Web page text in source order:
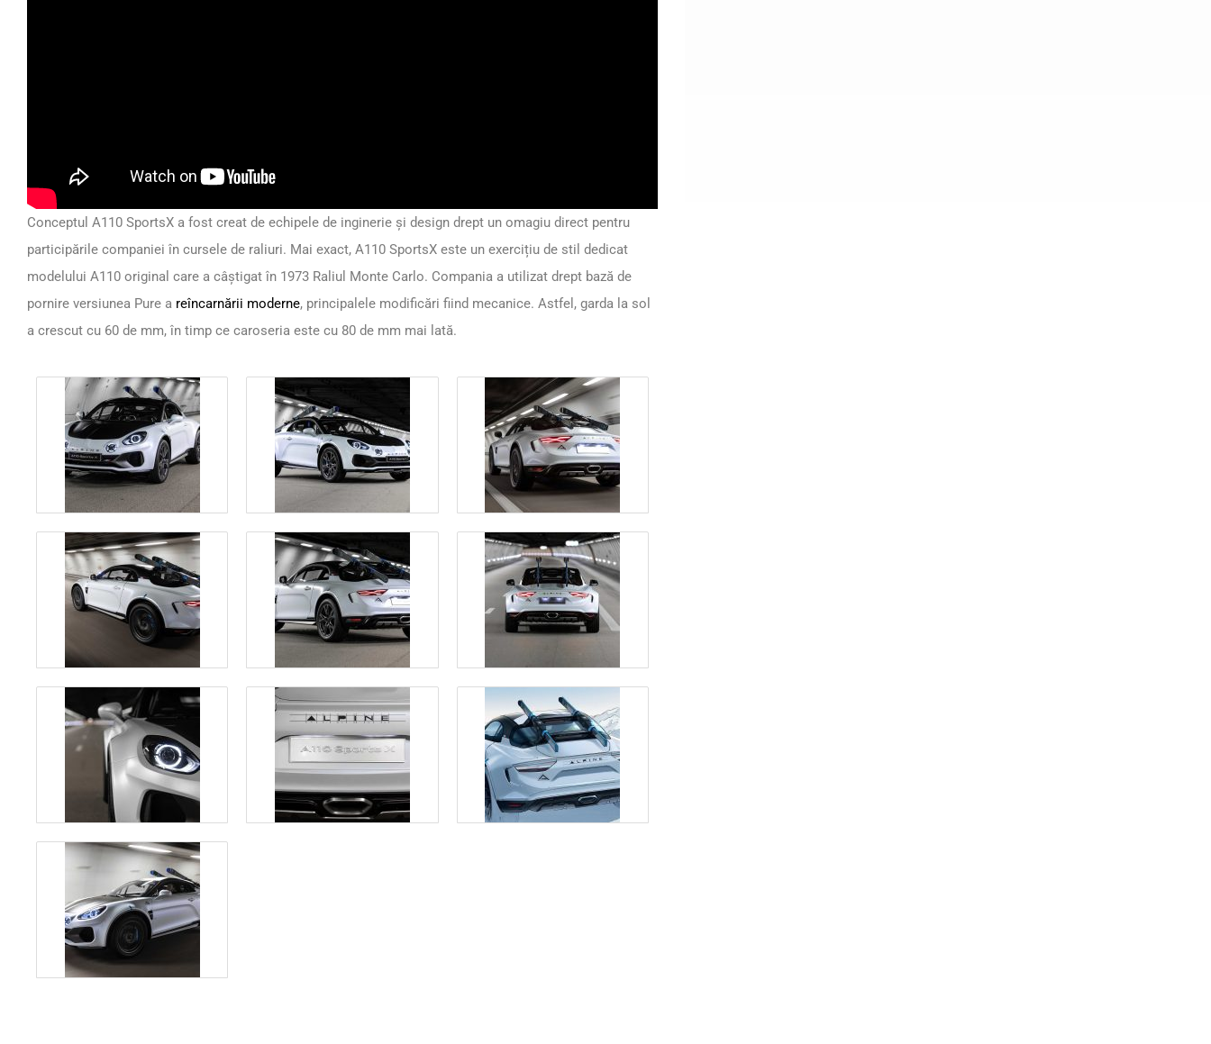
Conceptul A110 SportsX a fost creat de echipele de inginerie și design drept un omagiu direct pentru
participările companiei în cursele de raliuri. Mai exact, A110 SportsX este un exercițiu de stil dedicat
modelului A110 original care a câștigat în 1973 Raliul Monte Carlo. Compania a utilizat drept bază de
pornire versiunea Pure a reîncarnării moderne, principalele modificări fiind mecanice. Astfel, garda la sol
a crescut cu 60 de mm, în timp ce caroseria este cu 80 de mm mai lată.